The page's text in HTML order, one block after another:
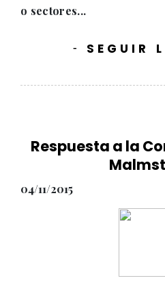
o sectores...
- SEGUIR
Respuesta a la
04/11/2015